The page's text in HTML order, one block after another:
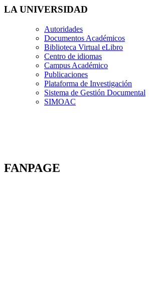
LA UNIVERSIDAD
Autoridades
Documentos Académicos
Biblioteca Virtual eLibro
Centro de idiomas
Campus Académico
Publicaciones
Plataforma de Investigación
Sistema de Gestión Documental
SIMOAC
FANPAGE